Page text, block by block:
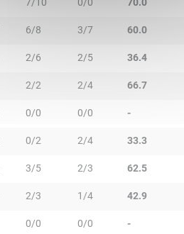
6/8 3/7 60.0
2/6 2/5 36.4
2/2 2/4 66.7
0/0 0/0 -
0/2 2/4 33.3
3/5 2/3 62.5
2/3 1/4 42.9
0/0 0/0 -